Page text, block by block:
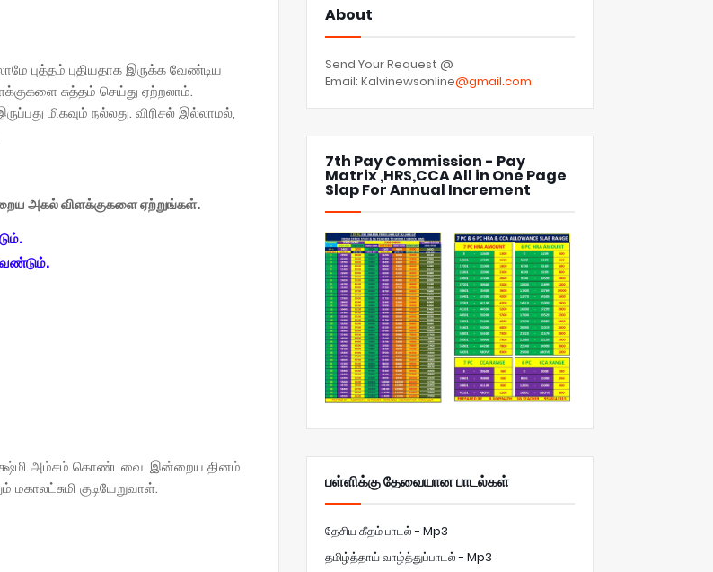
புத்தம் புதியதாக இருக்க வேண்டிய
சுத்தம் செய்து ஏற்றலாம்.
மிகவும் நல்லது. விரிசல் இல்லாமல்,
அகல் விளக்குகளை ஏற்றுங்கள்.
அம்சம் கொண்டவை. இன்றைய தினம்
குடியேறுவாள்.
About
Send Your Request @
Email: Kalvinewsonline@gmail.com
7th Pay Commission - Pay
Matrix ,HRS,CCA All in One Page
Slap For Annual Increment
பள்ளிக்கு தேவையான பாடல்கள்
தேசிய கீதம் பாடல் - Mp3
தமிழ்த்தாய் வாழ்த்துப்பாடல் - Mp3